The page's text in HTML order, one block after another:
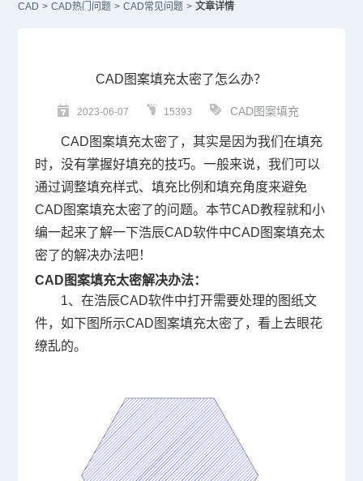
CAD > CAD热门问题 > CAD常见问题 > 文章详情
CAD图案填充太密了怎么办？
2023-06-07 15393 CAD图案填充
CAD图案填充太密了，其实是因为我们在填充
时，没有掌握好填充的技巧。一般来说，我们可以
通过调整填充样式、填充比例和填充角度来避免
CAD 图案填充太密了的问题。本节CAD教程就和小
编一起来了解一下浩辰CAD软件中CAD图案填充太
密了的解决办法吧！
CAD图案填充太密解决办法：
1、在浩辰CAD软件中打开需要处理的图纸文
件，如下图所示CAD图案填充太密了，看上去眼花
缭乱的。